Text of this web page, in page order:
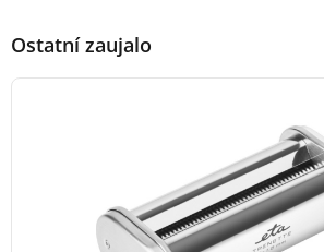
Ostatní zaujalo